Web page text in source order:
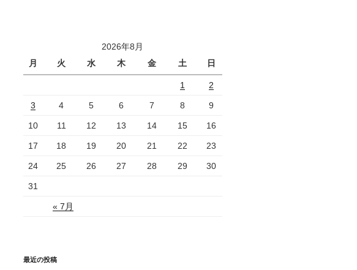
2026年8月
月
火 水 木 金 土 日
« 7月
1 2
3 4 5 6 7 8 9
10 11 12 13 14 15 16
17 18 19 20 21 22 23
24 25 26 27 28 29 30
31
最近の投稿